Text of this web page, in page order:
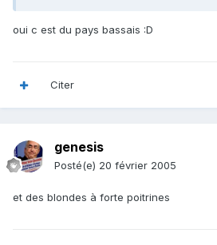
oui c est du pays bassais :D
Citer
genesis
Posté(e) 20 février 2005
et des blondes à forte poitrines